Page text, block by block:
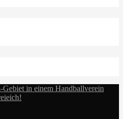
in einem Handballverein